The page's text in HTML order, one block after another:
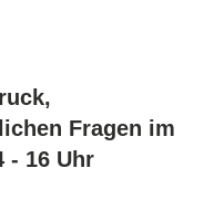
Fragen im
- 16 Uhr